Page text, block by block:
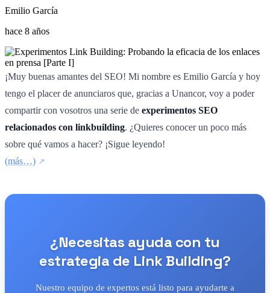
Emilio García
hace 8 años
¡Muy buenas amantes del SEO! Mi nombre es Emilio García y hoy
tengo el placer de anunciaros que, gracias a Unancor, voy a poder
compartir con vosotros una serie de experimentos SEO
relacionados con linkbuilding. ¿Quieres conocer un poco más
sobre qué vamos a hacer? ¡Sigue leyendo!
(más…)
¿Necesitas ayuda con tu
estrategia de Link Building?
Nuestro equipo de expertos está listo para ayudarte a